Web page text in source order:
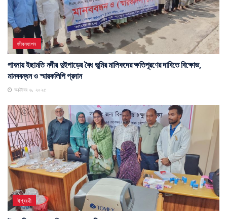
জীবনযাপন
পাবনায় ইছামতি নদীর দুইপাড়ের বৈধ ভূমির মালিকদের ক্ষতিপূরণের দাবিতে বিক্ষোভ,
মানববন্ধন ও স্মারকলিপি প্রদান
অক্টোবর ৬, ২০২৫
ঈশ্বরদী